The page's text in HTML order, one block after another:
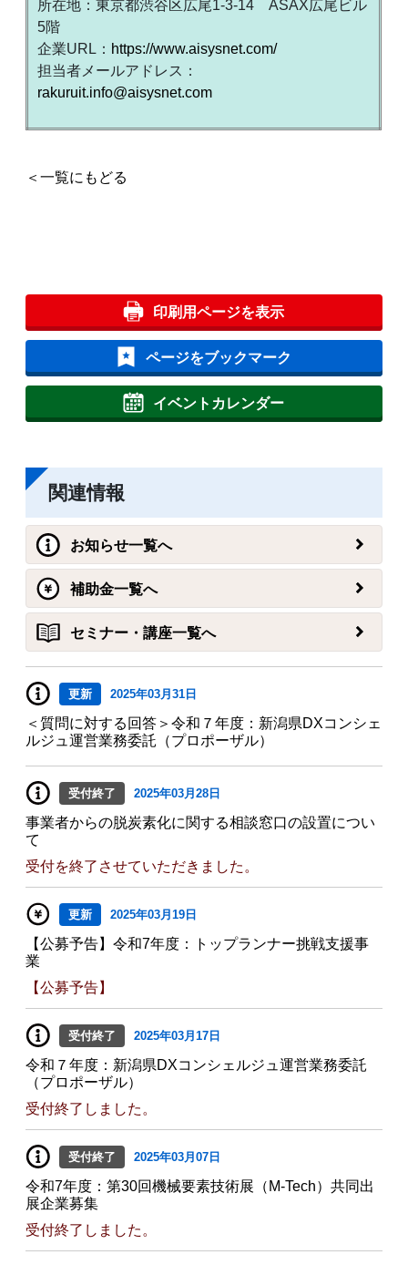
所在地：東京都渋谷区広尾1-3-14 ASAX広尾ビル
5階
企業URL： https://www.aisysnet.com/
担当者メールアドレス：
rakuruit.info@aisysnet.com
＜一覧にもどる
印刷用ページを表示
ページをブックマーク
イベントカレンダー
関連情報
お知らせ一覧へ
補助金一覧へ
セミナー・講座一覧へ
更新 2025年03月31日
＜質問に対する回答＞令和７年度：新潟県DXコンシェ
ルジュ運営業務委託（プロポーザル）
受付終了 2025年03月28日
事業者からの脱炭素化に関する相談窓口の設置につい
て
受付を終了させていただきました。
更新 2025年03月19日
【公募予告】令和7年度：トップランナー挑戦支援事
業
【公募予告】
受付終了 2025年03月17日
令和７年度：新潟県DXコンシェルジュ運営業務委託
（プロポーザル）
受付終了しました。
受付終了 2025年03月07日
令和7年度：第30回機械要素技術展（M-Tech）共同出
展企業募集
受付終了しました。